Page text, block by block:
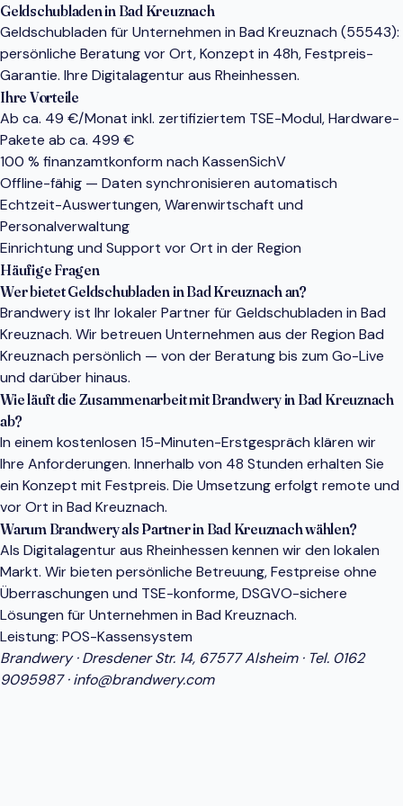
Geldschubladen in Bad Kreuznach
Geldschubladen für Unternehmen in Bad Kreuznach (55543):
persönliche Beratung vor Ort, Konzept in 48h, Festpreis-
Garantie. Ihre Digitalagentur aus Rheinhessen.
Ihre Vorteile
Ab ca. 49 €/Monat inkl. zertifiziertem TSE-Modul, Hardware-
Pakete ab ca. 499 €
100 % finanzamtkonform nach KassenSichV
Offline-fähig — Daten synchronisieren automatisch
Echtzeit-Auswertungen, Warenwirtschaft und
Personalverwaltung
Einrichtung und Support vor Ort in der Region
Häufige Fragen
Wer bietet Geldschubladen in Bad Kreuznach an?
Brandwery ist Ihr lokaler Partner für Geldschubladen in Bad
Kreuznach. Wir betreuen Unternehmen aus der Region Bad
Kreuznach persönlich — von der Beratung bis zum Go-Live
und darüber hinaus.
Wie läuft die Zusammenarbeit mit Brandwery in Bad Kreuznach
ab?
In einem kostenlosen 15-Minuten-Erstgespräch klären wir
Ihre Anforderungen. Innerhalb von 48 Stunden erhalten Sie
ein Konzept mit Festpreis. Die Umsetzung erfolgt remote und
vor Ort in Bad Kreuznach.
Warum Brandwery als Partner in Bad Kreuznach wählen?
Als Digitalagentur aus Rheinhessen kennen wir den lokalen
Markt. Wir bieten persönliche Betreuung, Festpreise ohne
Überraschungen und TSE-konforme, DSGVO-sichere
Lösungen für Unternehmen in Bad Kreuznach.
Leistung: POS-Kassensystem
Brandwery · Dresdener Str. 14, 67577 Alsheim · Tel. 0162
9095987·info@brandwery.com